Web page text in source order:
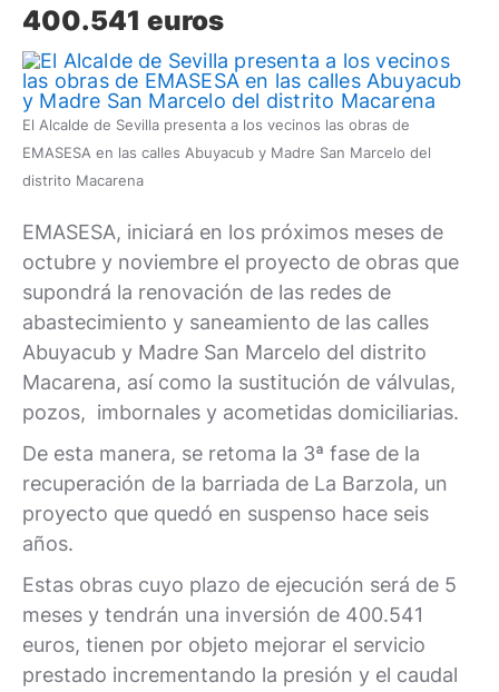
400.541 euros
El Alcalde de Sevilla presenta a los vecinos las obras de
EMASESA en las calles Abuyacub y Madre San Marcelo del
distrito Macarena
EMASESA, iniciará en los próximos meses de
octubre y noviembre el proyecto de obras que
supondrá la renovación de las redes de
abastecimiento y saneamiento de las calles
Abuyacub y Madre San Marcelo del distrito
Macarena, así como la sustitución de válvulas,
pozos, imbornales y acometidas domiciliarias.
De esta manera, se retoma la 3ª fase de la
recuperación de la barriada de La Barzola, un
proyecto que quedó en suspenso hace seis
años.
Estas obras cuyo plazo de ejecución será de 5
meses y tendrán una inversión de 400.541
euros, tienen por objeto mejorar el servicio
prestado incrementando la presión y el caudal